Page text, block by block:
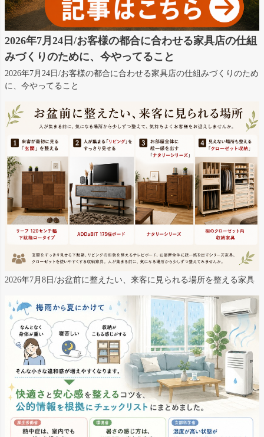
2026年7月24日/お客様の都合に合わせる家具店の仕組
みづくりのために、今やってること
2026年7月24日/お客様の都合に合わせる家具店の仕組みづくりのため
に、今やってること
2026年7月8日/お盆前に整えたい、来客に見られる場所を整える家具